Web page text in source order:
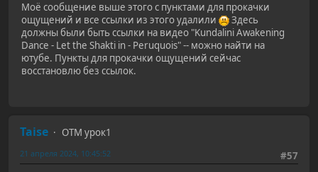
Моё сообщение выше этого с пунктами для прокачки
ощущений и все ссылки из этого удалили
Здесь
должны были быть ссылки на видео "Kundalini Awakening
Dance - Let the Shakti in - Peruquois" -- можно найти на
ютубе. Пункты для прокачки ощущений сейчас
восстановлю без ссылок.
Taise
ОТМ урок1
#57
21 апреля 2024, 10:45:52